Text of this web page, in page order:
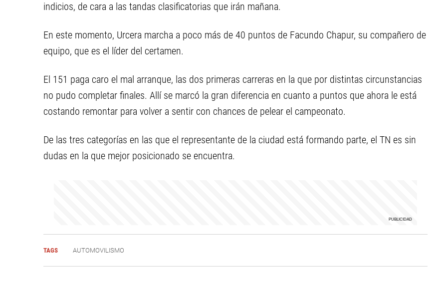
indicios, de cara a las tandas clasificatorias que irán mañana.
En este momento, Urcera marcha a poco más de 40 puntos de Facundo Chapur, su compañero de
equipo, que es el líder del certamen.
El 151 paga caro el mal arranque, las dos primeras carreras en la que por distintas circunstancias
no pudo completar finales. Allí se marcó la gran diferencia en cuanto a puntos que ahora le está
costando remontar para volver a sentir con chances de pelear el campeonato.
De las tres categorías en las que el representante de la ciudad está formando parte, el TN es sin
dudas en la que mejor posicionado se encuentra.
TAGS AUTOMOVILISMO